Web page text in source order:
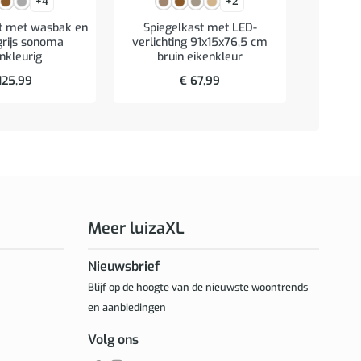
met wasbak en
sonoma
Spiegelkast met LED-
verlichting 91x15x76,5 cm
bruin eikenkleur
€ 67,99
Meer luizaXL
Nieuwsbrief
Blijf op de hoogte van de nieuwste woontrends
en aanbiedingen
Volg ons